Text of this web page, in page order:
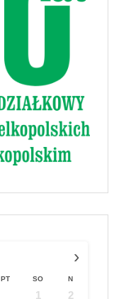
›
PT SO N
1 2